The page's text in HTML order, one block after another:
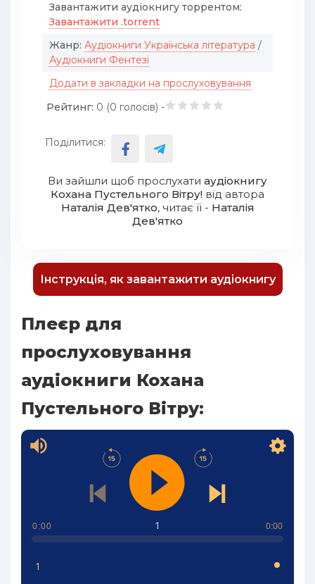
Завантажити аудіокнигу торрентом:
Завантажити .torrent
Жанр: Аудіокниги Українська література /
Аудіокниги Фентезі
Додати в закладки на прослуховування
Рейтинг: 0 (0 голосів) -
Поділитися:
Ви зайшли щоб прослухати аудіокнигу
Кохана Пустельного Вітру! від автора
Наталія Дев'ятко, читає її - Наталія
Дев'ятко
Інструкція, як завантажити аудіокнигу
Плеєр для
прослуховування
аудіокниги Кохана
Пустельного Вітру:
1
0:00 0:00
1